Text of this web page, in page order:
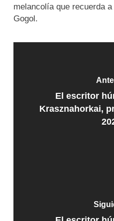
melancolía que recuerda
Gogol.
El escritor
Krasznahorkai,